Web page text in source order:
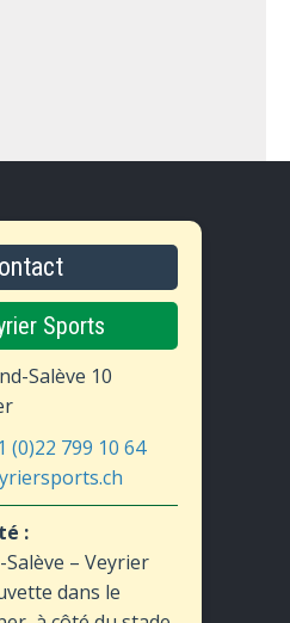
Sports
Salève 10
(0)22 799 10 64
:
Salève – Veyrier
dans le